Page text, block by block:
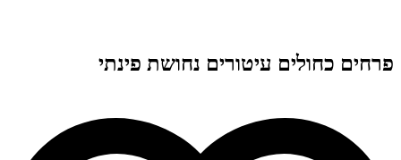
פרחים כחולים עיטורים נחושת פינתי